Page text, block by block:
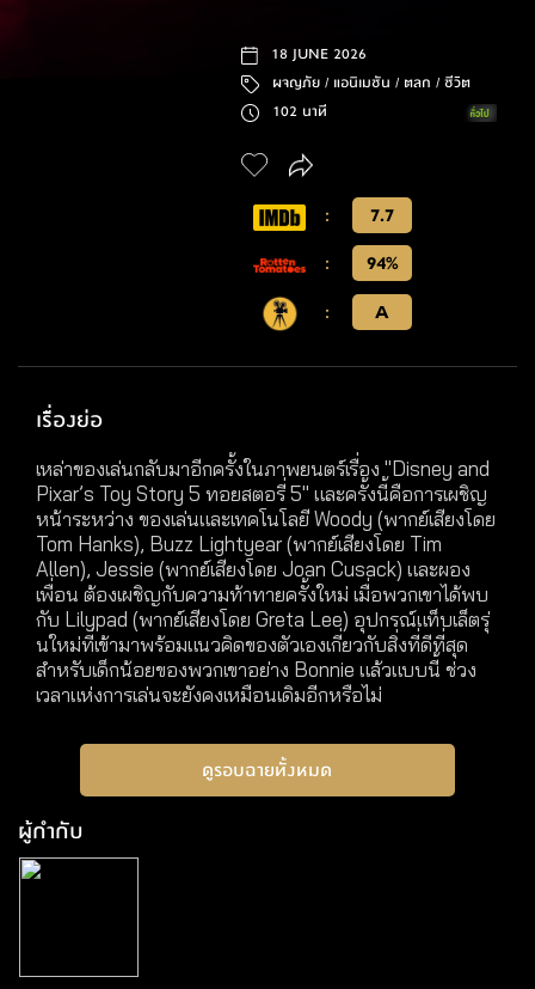
18 JUNE 2026
ผจญภัย / แอนิเมชัน / ตลก /ชีวิต
102 นาที
:
7.7
:
94%
:
A
เรื่องย่อ
เหล่าของเล่นกลับมาอีกครั้งในภาพยนตร์เรื่อง "Disney and
Pixar’s Toy Story 5 ทอยสตอรี่ 5" และครั้งนี้คือการเผชิญ
หน้าระหว่าง ของเล่นและเทคโนโลยี Woody (พากย์เสียงโดย
Tom Hanks), Buzz Lightyear (พากย์เสียงโดย Tim
Allen), Jessie (พากย์เสียงโดย Joan Cusack) และผอง
เพื่อน ต้องเผชิญกับความท้าทายครั้งใหม่ เมื่อพวกเขาได้พบ
กับ Lilypad (พากย์เสียงโดย Greta Lee) อุปกรณ์แท็บเล็ตรุ่
นใหม่ที่เข้ามาพร้อมแนวคิดของตัวเองเกี่ยวกับสิ่งที่ดีที่สุด
สำหรับเด็กน้อยของพวกเขาอย่าง Bonnie แล้วแบบนี้ ช่วง
เวลาแห่งการเล่นจะยังคงเหมือนเดิมอีกหรือไม่
ดูรอบฉายทั้งหมด
ผู้กำกับ